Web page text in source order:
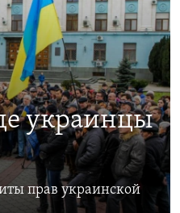
украинцы
прав украинской